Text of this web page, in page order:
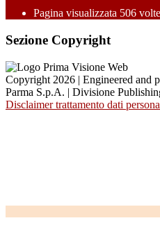
Pagina visualizzata 506 volte
Sezione Copyright
Copyright 2026 | Engineered and
Parma S.p.A. | Divisione
Disclaimer trattamento dati